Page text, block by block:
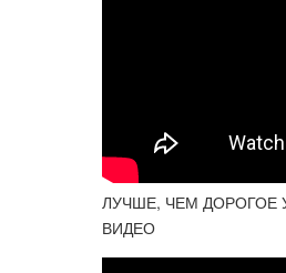
ЛУЧШЕ, ЧЕМ ДОРОГОЕ
ВИДЕО